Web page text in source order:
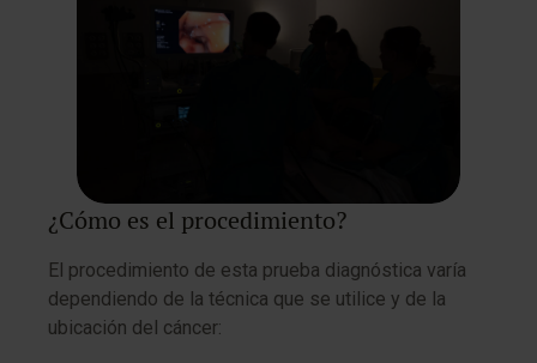
¿Cómo es el procedimiento?
El procedimiento de esta prueba diagnóstica varía
dependiendo de la técnica que se utilice y de la
ubicación del cáncer: